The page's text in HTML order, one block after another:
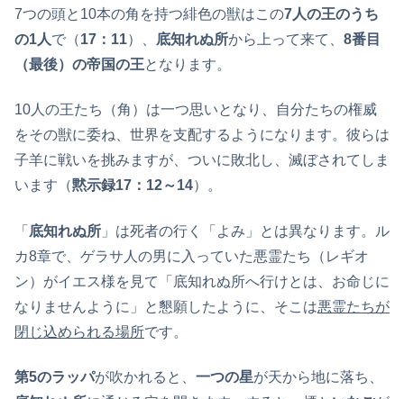
7つの頭と10本の角を持つ緋色の獣はこの7人の王のうち
の1人で（17：11）、 底知れぬ所から上って来て、 8番目
（最後）の帝国の王となります。
10人の王たち（角）は一つ思いとなり、自分たちの権威
をその獣に委ね、世界を支配するようになります。彼らは
子羊に戦いを挑みますが、ついに敗北し、滅ぼされてしま
います（黙示録17：12～14）。
「 底知れぬ所 」は死者の行く「よみ」とは異なります。ル
カ8章で、ゲラサ人の男に入っていた悪霊たち（レギオ
ン）がイエス様を見て「底知れぬ所へ行けとは、お命じに
なりませんように」と懇願したように、そこは悪霊たちが
閉じ込められる場所です。
第5のラッパが吹かれると、 一つの星が天から地に落ち、